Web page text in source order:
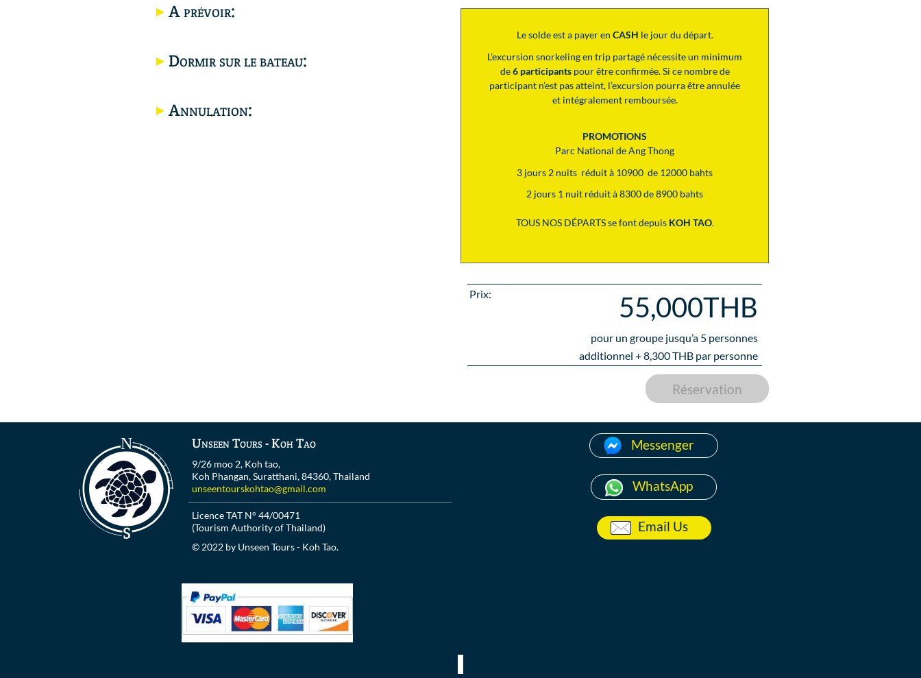
A prévoir:
Dormir sur le bateau:
Annulation:
Le solde est a payer en CASH le jour du départ.
L'excursion snorkeling en trip partagé nécessite un minimum
de6 participantspour être confirmée. Si ce nombre de
participant n’est pas atteint, l’excursion pourra être annulée
et intégralement remboursée.
PROMOTIONS
Parc National de Ang Thong
3 jours 2 nuits réduit à 10900 de 12000 bahts
2 jours 1 nuit réduit à 8300 de 8900 bahts
TOUS NOS DÉPARTS se font depuis KOH TAO.
Prix: 55,000THB
pour un groupe jusqu’a 5 personnes
additionnel +8,300THB par personne
Réservation
Unseen Tours - Koh Tao
9/26 moo 2, Koh tao,
Koh Phangan, Suratthani, 84360, Thailand
unseentourskohtao@gmail.com
Licence TAT N° 44/00471
(Tourism Authority of Thailand)
© 2022 by Unseen Tours - Koh Tao.
Messenger
WhatsApp
Email Us